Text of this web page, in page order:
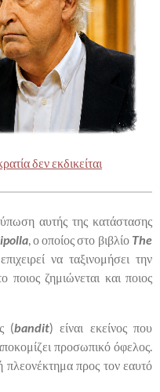
δεν εκδικείται
αυτής της κατάστασης
, ο οποίος στο βιβλίο The
επιχειρεί να ταξινομήσει την
ζημιώνεται και ποιος
(bandit) είναι εκείνος που
προσωπικό όφελος.
προς τον εαυτό